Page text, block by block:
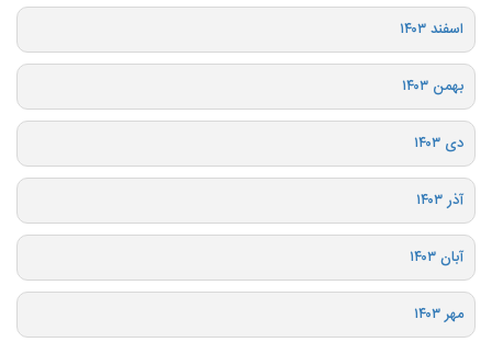
اسفند ۱۴۰۳
بهمن ۱۴۰۳
دی ۱۴۰۳
آذر ۱۴۰۳
آبان ۱۴۰۳
مهر ۱۴۰۳